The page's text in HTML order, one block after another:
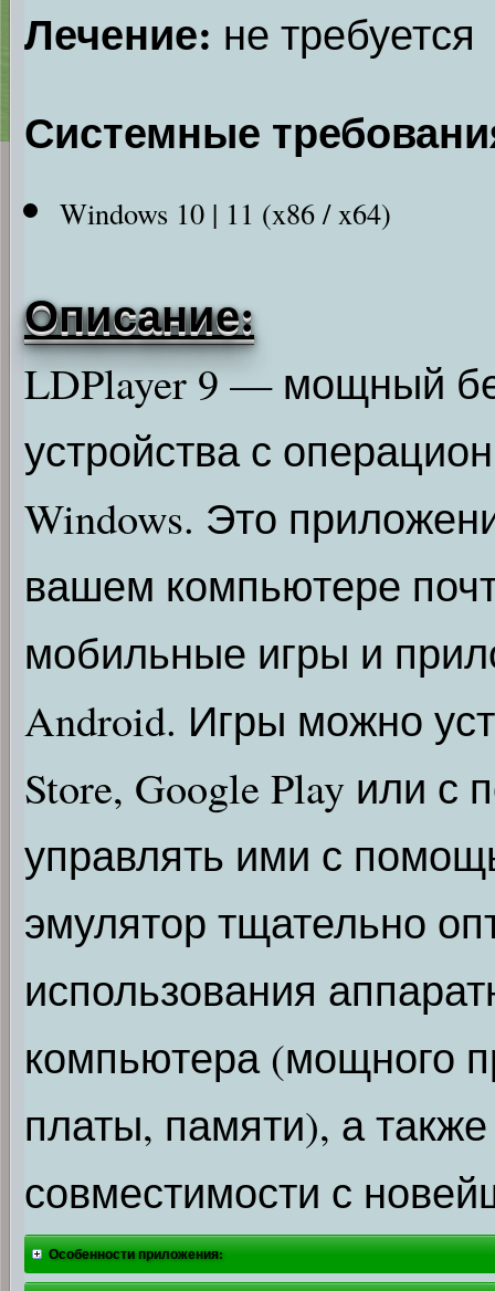
Лечение: не требуется
Системные
Windows 10 | 11 (x86 / x64)
Описание:
LDPlayer 9 — мощный
устройства с
Windows. Это
вашем компьютере
мобильные игры и
Android. Игры можно
Store, Google Play или
управлять ими с
эмулятор тщательно
использования
компьютера (мощного
платы, памяти), а
совместимости с
Особенности приложения: